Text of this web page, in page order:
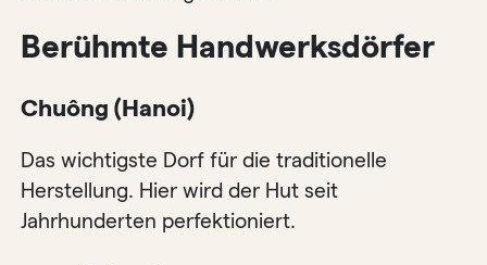
Berühmte Handwerksdörfer
Chuông (Hanoi)
Das wichtigste Dorf für die traditionelle
Herstellung. Hier wird der Hut seit
Jahrhunderten perfektioniert.